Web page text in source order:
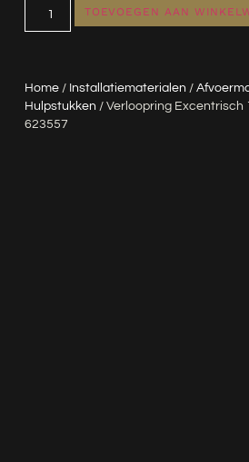
Home/ Installatiematerialen /
Hulpstukken / Verloopring Excentrisch
623557
TOEVOEGEN AAN